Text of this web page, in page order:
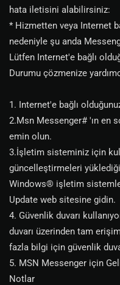
hata iletisini alabilirsiniz:
* Hizmetten veya Internet
nedeniyle şu anda
Lütfen Internet'e bağlı
Durumu çözmenize
1. Internet'e bağlı
2.Msn Messenger# 'ın en
emin olun.
3.İşletim sisteminiz için
güncelleştirmeleri
Windows® işletim
Update web sitesine gidin.
4. Güvenlik duvarı
duvarı üzerinden tam
fazla bilgi için güvenlik
5. MSN Messenger için
Notlar